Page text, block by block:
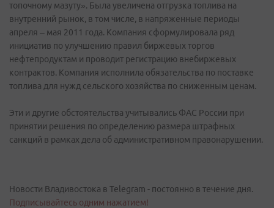
топочному мазуту». Была увеличена отгрузка топлива на
внутренний рынок, в том числе, в напряженные периоды
апреля – мая 2011 года. Компания сформулировала ряд
инициатив по улучшению правил биржевых торгов
нефтепродуктам и проводит регистрацию внебиржевых
контрактов. Компания исполнила обязательства по поставке
топлива для нужд сельского хозяйства по сниженным ценам.
Эти и другие обстоятельства учитывались ФАС России при
принятии решения по определению размера штрафных
санкций в рамках дела об административном правонарушении.
Новости Владивостока в Telegram - постоянно в течение дня.
Подписывайтесь одним нажатием!